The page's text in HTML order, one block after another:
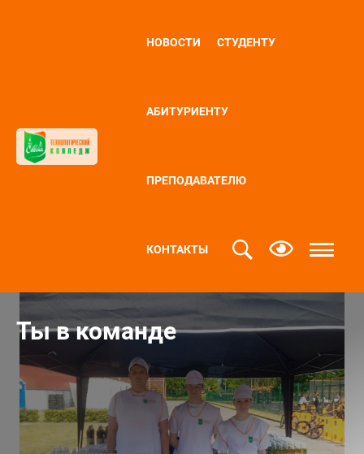
НОВОСТИ СТУДЕНТУ
АБИТУРИЕНТУ
ПРЕПОДАВАТЕЛЮ
КОНТАКТЫ
Ты в команде